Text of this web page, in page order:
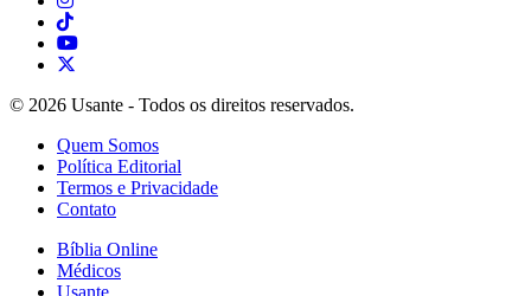
© 2026 Usante - Todos os direitos reservados.
Quem Somos
Política Editorial
Termos e Privacidade
Contato
Bíblia Online
Médicos
Usante